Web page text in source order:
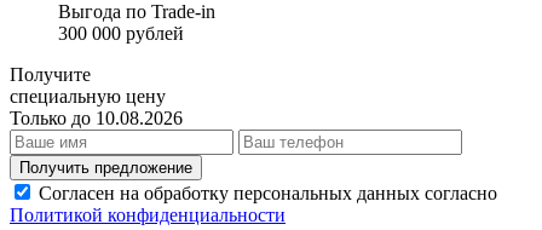
Выгода по Trade-in
300 000 рублей
Получите
специальную цену
Только до 10.08.2026
Получить предложение
Согласен на обработку персональных данных согласно
Политикой конфиденциальности